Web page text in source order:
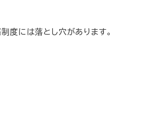
度には落とし穴があります。